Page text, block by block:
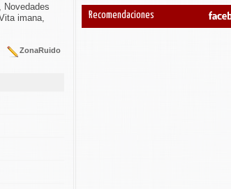
Novedades
imana,
ZonaRuido
Recomendaciones